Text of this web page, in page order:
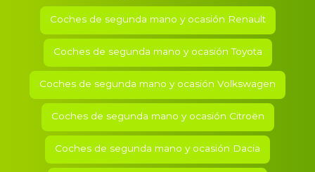
Coches de segunda mano y ocasión Renault
Coches de segunda mano y ocasiónToyota
Coches de segunda mano y ocasión Volkswagen
Coches de segunda mano y ocasión Citroën
Coches de segunda mano y ocasión Dacia